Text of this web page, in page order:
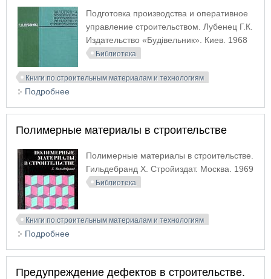
Подготовка производства и оперативное
управление строительством. Лубенец Г.К.
Издательство «Будiвельник». Киев. 1968
Библиотека
Книги по строительным материалам и технологиям
Подробнее
Полимерные материалы в строительстве
Полимерные материалы в строительстве.
Гильдебранд Х. Стройиздат. Москва. 1969
Библиотека
Книги по строительным материалам и технологиям
Подробнее
Предупреждение дефектов в строительстве.